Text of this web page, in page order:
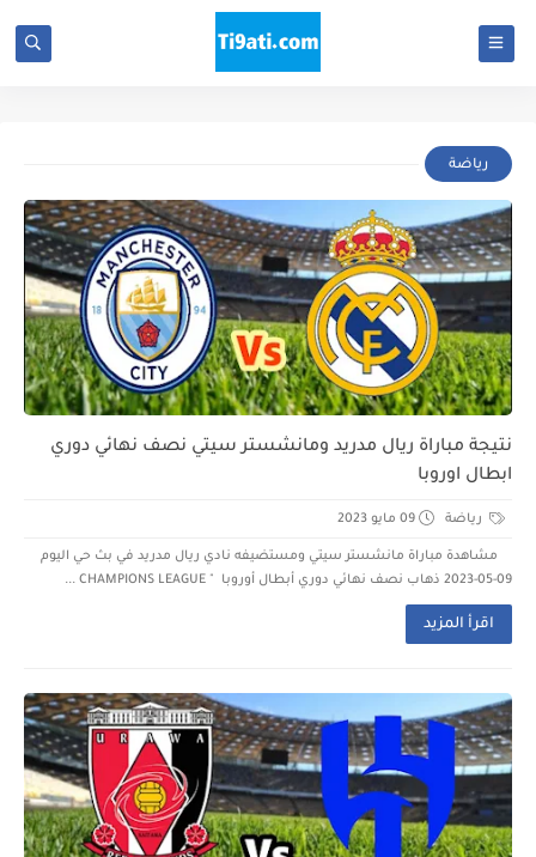
رياضة
نتيجة مباراة ريال مدريد ومانشستر سيتي نصف نهائي دوري
ابطال اوروبا
رياضة 09 مايو 2023
مشاهدة مباراة مانشستر سيتي ومستضيفه نادي ريال مدريد في بث حي اليوم
09-05-2023 ذهاب نصف نهائي دوري أبطال أوروبا " CHAMPIONS LEAGUE ...
اقرأ المزيد